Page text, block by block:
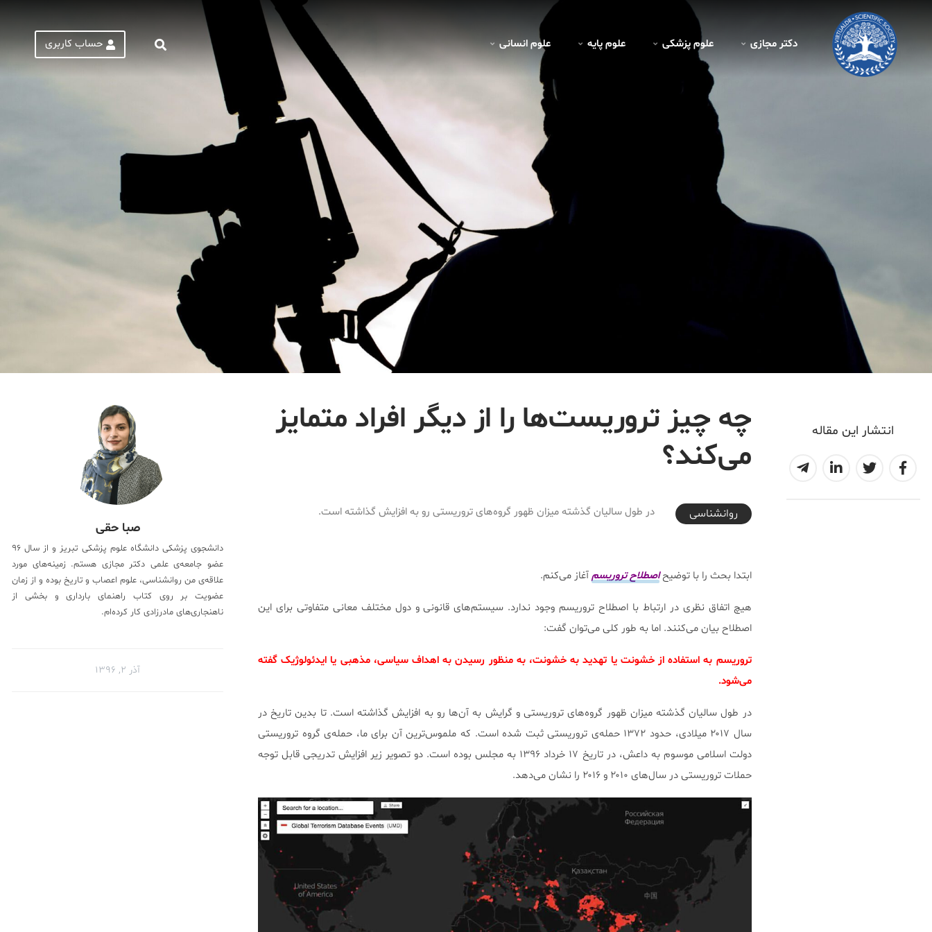
دکتر مجازی علوم پزشکی علوم پايه علوم انسانی حساب کاربری
انتشار این مقاله
چه چیز تروریست‌ها را از دیگر افراد متمایز
می‌کند؟
2017-11-21T17:30:23+03:30
روانشناسی در طول سالیان گذشته میزان ظهور گروه‌های تروریستی رو به افزایش گذاشته است.
ابتدا بحث را با توضیحاصطلاح تروریسمآغاز می‌‌کنم.
هیچ اتفاق نظری در ارتباط با اصطلاح تروریسم وجود ندارد. سیستم‌های قانونی و دول مختلف معانی متفاوتی برای این
اصطلاح بیان می‌کنند. اما به طور کلی می‌توان گفت:
تروریسم به استفاده از خشونت یا تهدید به خشونت، به منظور رسیدن به اهداف سیاسی، مذهبی یا ایدئولوژیک گفته
می‌شود.
در طول سالیان گذشته میزان ظهور گروه‌های تروریستی و گرایش به آن‌ها رو به افزایش گذاشته است. تا بدین تاریخ در
سال ۲۰۱۷ میلادی، حدود ۱۳۷۲ حمله‌ی تروریستی ثبت شده است. که ملموس‌ترین آن برای ما، حمله‌ی گروه تروریستی
دولت اسلامی موسوم به داعش، در تاریخ ۱۷ خرداد ۱۳۹۶ به مجلس بوده است. دو تصویر زیر افزایش تدریجی قابل توجه
حملات تروریستی در سال‌های ۲۰۱۰ و ۲۰۱۶ را نشان می‌دهد.
صبا حقی
دانشجوی پزشکی دانشگاه علوم پزشکی تبریز و از سال ۹۶
عضو جامعه‌ی علمی دکتر مجازی هستم. زمینه‌های مورد
علاقه‌ی من روانشناسی، علوم اعصاب و تاریخ بوده و از زمان
عضویت بر روی کتاب راهنمای بارداری و بخشی از
ناهنجاری‌های مادرزادی کار کرده‌ام.
آذر ۲, ۱۳۹۶